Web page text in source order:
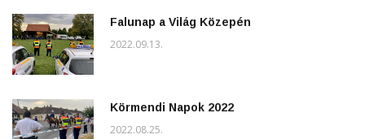
Falunap a Világ Közepén
2022.09.13.
Körmendi Napok 2022
2022.08.25.